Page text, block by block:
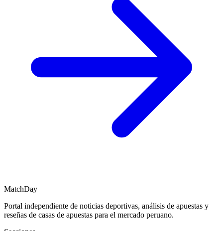
MatchDay
Portal independiente de noticias deportivas, análisis de apuestas y
reseñas de casas de apuestas para el mercado peruano.